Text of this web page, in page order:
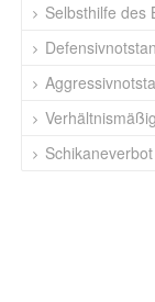
Selbsthilfe des
Schikaneverbot